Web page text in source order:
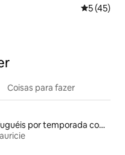
5 de uma
5 (45)
Coisas para fazer
Aluguéis por temporada com caiaque